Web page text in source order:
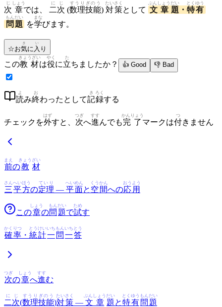
次
じ
章
しょう
では、 二
に
次
じ
(数理
すうり
技能
ぎのう
) 対策
たいさく
として 文章
ぶんしょう
題
だい
・ 特有
とくゆう
問題
もんだい
を学
まな
びます。
☆お気
き
に 入
い
り
この教材
きょうざい
は役
やく
に立
た
ちましたか？ 👍 Good 👎 Bad
読
よ
み終
お
わったとして記
き
録
ろく
する
チェックを外
はず
すと、 次
つぎ
へ進
すす
んでも完了
かんりょう
マークは付
つ
きません
前
まえ
の教
きょう
材
ざい
三
さん
平方
へいほう
の定理
ていり
— 平面
へいめん
と 空間
くうかん
への応用
おうよう
この章
しょう
の問
もん
題
だい
で試
ため
す
確率
かくりつ
・ 統計
とうけい
一
いち
問
もん
一
いち
答
とう
次
つぎ
の章
しょう
へ進
すす
む
二
に
次
じ
(数理
すうり
技能
ぎのう
)対策
たいさく
— 文章
ぶんしょう
題
だい
と特有
とくゆう
問題
もんだい